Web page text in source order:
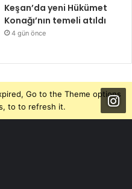
Keşan’da yeni Hükümet
Konağı’nın temeli atıldı
4 gün önce
Go to the Theme options
to to refresh it.